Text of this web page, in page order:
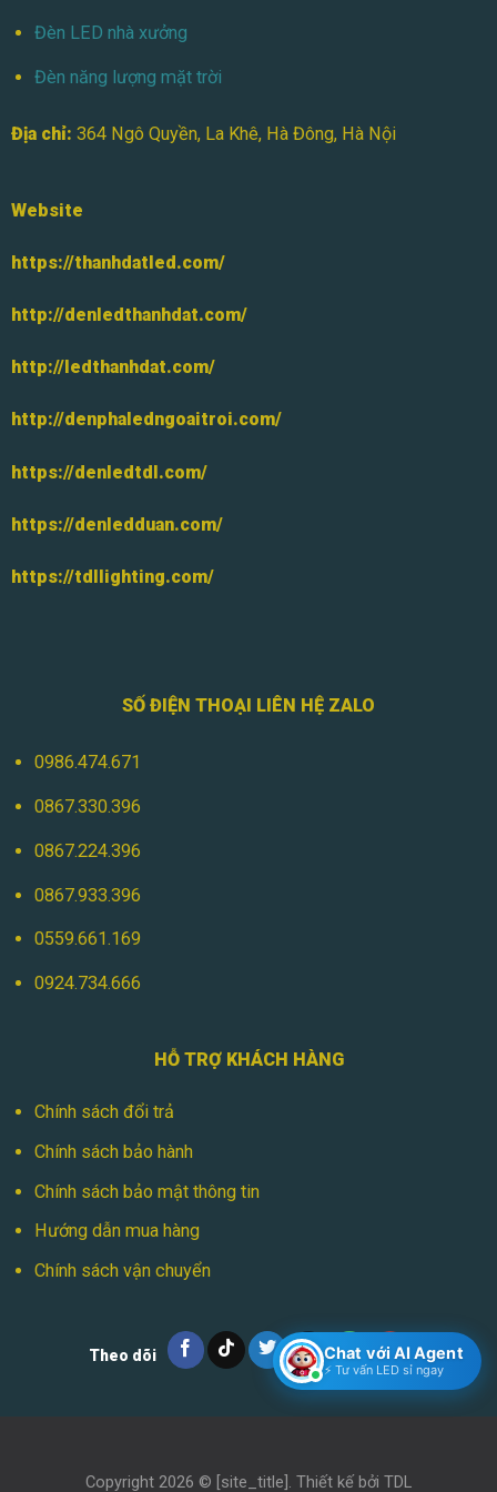
Đèn LED nhà xưởng
Đèn năng lượng mặt trời
Địa chỉ: 364 Ngô Quyền, La Khê, Hà Đông, Hà Nội
Website
https://thanhdatled.com/
http://denledthanhdat.com/
http://ledthanhdat.com/
http://denphaledngoaitroi.com/
https://denledtdl.com/
https://denledduan.com/
https://tdllighting.com/
SỐ ĐIỆN THOẠI LIÊN HỆ ZALO
0986.474.671
0867.330.396
0867.224.396
0867.933.396
0559.661.169
0924.734.666
HỖ TRỢ KHÁCH HÀNG
Chính sách đổi trả
Chính sách bảo hành
Chính sách bảo mật thông tin
Hướng dẫn mua hàng
Chính sách vận chuyển
Theo dõi
Copyright 2026 © [site_title] . Thiết kế bởi TDL
Chat với AI Agent
⚡ Tư vấn LED sỉ ngay